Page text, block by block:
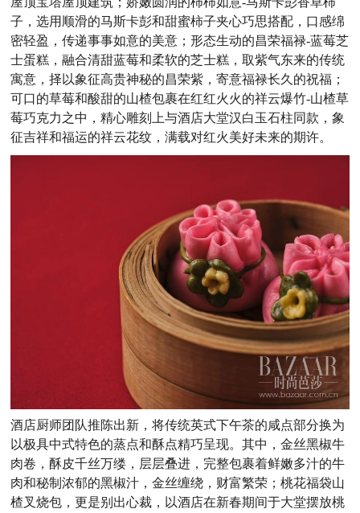
子，选用顺滑的马斯卡彭和甜蜜柿子夹心巧思搭配，口感绵
密轻盈，传递事事如意的美意；形态生动的昌荣福禄-蓝莓芝
士蛋糕，融合清甜蓝莓和柔软的芝士糕，取紫气东来的传统
寓意，择以象征高贵神秘的昌荣紫，寄意福禄长久的祝福；
可口的草莓和酸甜的山楂包裹在红红火火的祥云爆竹-山楂草
莓巧克力之中，精心雕刻上与酒店大堂汉白玉石柱同款，象
征吉祥和福运的祥云花纹，满载对红火美好未来的期许。
酒店厨师团队推陈出新，将传统英式下午茶的咸点部分换为
以极具中式特色的蒸点和酥点精巧呈现。其中，金丝黑椒牛
肉卷，酥皮千丝万缕，层层叠进，完整包裹着鲜嫩多汁的牛
肉和秘制浓郁的黑椒汁，金丝缠绕，财富繁荣；桃花福袋山
楂叉烧包，更是别出心裁，以酒店在新春期间于大堂摆放桃